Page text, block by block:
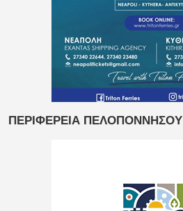
ΠΕΡΙΦΕΡΕΙΑ ΠΕΛΟΠΟΝΝΗΣΟΥ